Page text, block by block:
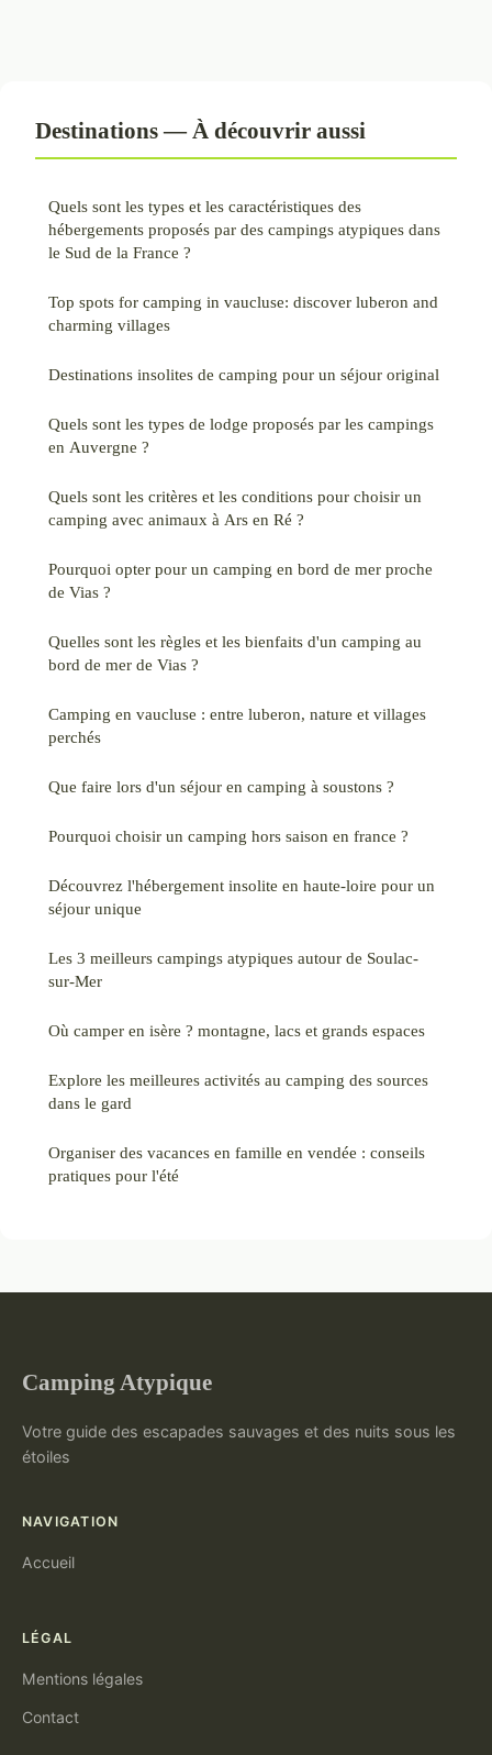
Destinations — À découvrir aussi
Quels sont les types et les caractéristiques des
hébergements proposés par des campings atypiques dans
le Sud de la France ?
Top spots for camping in vaucluse: discover luberon and
charming villages
Destinations insolites de camping pour un séjour original
Quels sont les types de lodge proposés par les campings
en Auvergne ?
Quels sont les critères et les conditions pour choisir un
camping avec animaux à Ars en Ré ?
Pourquoi opter pour un camping en bord de mer proche
de Vias ?
Quelles sont les règles et les bienfaits d'un camping au
bord de mer de Vias ?
Camping en vaucluse : entre luberon, nature et villages
perchés
Que faire lors d'un séjour en camping à soustons ?
Pourquoi choisir un camping hors saison en france ?
Découvrez l'hébergement insolite en haute-loire pour un
séjour unique
Les 3 meilleurs campings atypiques autour de Soulac-
sur-Mer
Où camper en isère ? montagne, lacs et grands espaces
Explore les meilleures activités au camping des sources
dans le gard
Organiser des vacances en famille en vendée : conseils
pratiques pour l'été
Camping Atypique
Votre guide des escapades sauvages et des nuits sous les
étoiles
NAVIGATION
Accueil
LÉGAL
Mentions légales
Contact